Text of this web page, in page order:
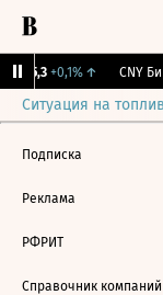
115,3 +0,1%↑ CNY
Ситуация на
Подписка
Реклама
РФРИТ
Справочник компаний